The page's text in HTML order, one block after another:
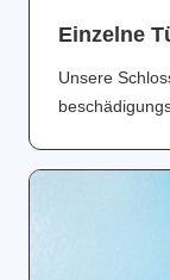
Einzelne
Unsere